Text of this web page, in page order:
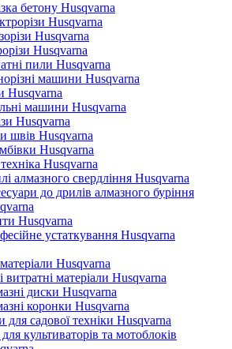
бетону Husqvarna
Husqvarna
Husqvarna
Husqvarna
пили Husqvarna
машини Husqvarna
Husqvarna
машини Husqvarna
Husqvarna
швів Husqvarna
Husqvarna
Husqvarna
алмазного свердління Husqvarna
до дрилів алмазного буріння
Husqvarna
устаткування Husqvarna
Husqvarna
витратні матеріали Husqvarna
диски Husqvarna
коронки Husqvarna
для садової техніки Husqvarna
культиваторів та мотоблоків